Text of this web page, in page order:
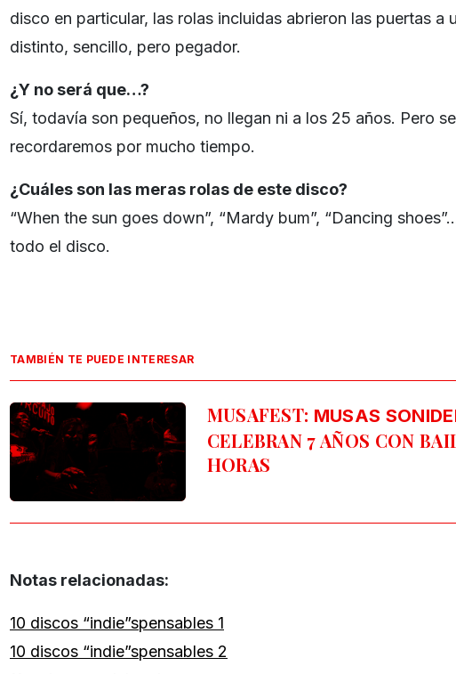
disco en particular, las rolas incluidas abrieron las puertas a
distinto, sencillo, pero pegador.
¿Y no será que…?
Sí, todavía son pequeños, no llegan ni a los 25 años. Pero
recordaremos por mucho tiempo.
¿Cuáles son las meras rolas de este disco?
“When the sun goes down”, “Mardy bum”, “Dancing
todo el disco.
TAMBIÉN TE PUEDE INTERESAR
MUSAFEST: MUSAS
CELEBRAN 7 AÑOS CON
HORAS
Notas relacionadas:
10 discos “indie”spensables 1
10 discos “indie”spensables 2